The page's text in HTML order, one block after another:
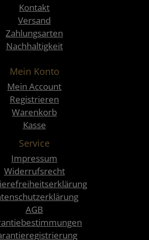
Kontakt
Versand
Zahlungsarten
Nachhaltigkeit
Mein Konto
Mein Account
Registrieren
Warenkorb
Kasse
Service
Impressum
Widerrufsrecht
AGB